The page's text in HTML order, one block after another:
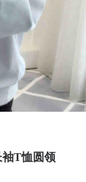
T恤圆领